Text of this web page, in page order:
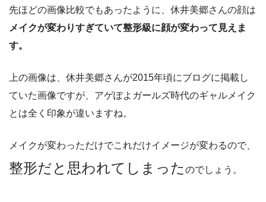
先ほどの画像比較でもあったように、休井美郷さんの顔は
メイクが変わりすぎていて整形級に顔が変わって見えま
す。
上の画像は、休井美郷さんが2015年頃にブログに掲載し
ていた画像ですが、アゲぽよガールズ時代のギャルメイク
とは全く印象が違いますね。
メイクが変わっただけでこれだけイメージが変わるので、
整形だと思われてしまった のでしょう。